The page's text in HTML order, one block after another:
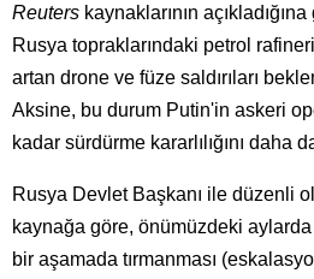
Reuters kaynaklarının
Rusya topraklarındaki petrol
artan drone ve füze saldırıları
Aksine, bu durum Putin'in askeri
kadar sürdürme kararlılığını daha
Rusya Devlet Başkanı ile düzenli
kaynağa göre, önümüzdeki
bir aşamada tırmanması